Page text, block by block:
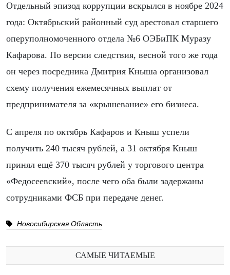
Отдельный эпизод коррупции вскрылся в ноябре 2024
года: Октябрьский районный суд арестовал старшего
оперуполномоченного отдела №6 ОЭБиПК Муразу
Кафарова. По версии следствия, весной того же года
он через посредника Дмитрия Кныша организовал
схему получения ежемесячных выплат от
предпринимателя за «крышевание» его бизнеса.
С апреля по октябрь Кафаров и Кныш успели
получить 240 тысяч рублей, а 31 октября Кныш
принял ещё 370 тысяч рублей у торгового центра
«Федосеевский», после чего оба были задержаны
сотрудниками ФСБ при передаче денег.
Новосибирская Область
САМЫЕ ЧИТАЕМЫЕ